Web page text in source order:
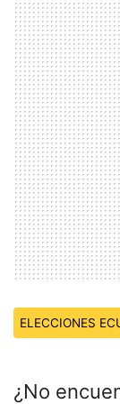
Temas:
ELECCIONES
¿No